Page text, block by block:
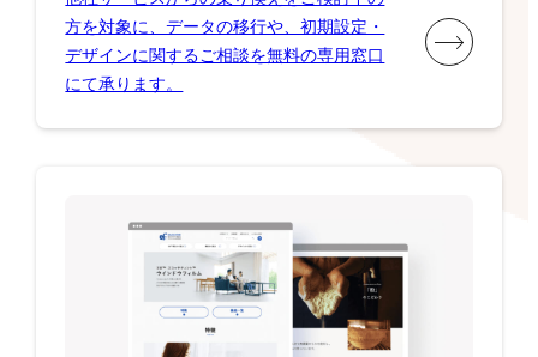
方を対象に、データの移行や、初期設定・
デザインに関するご相談を無料の専用窓口
にて承ります。